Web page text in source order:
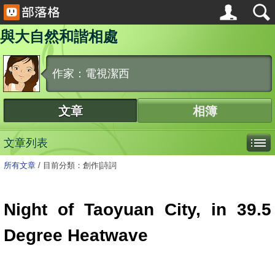
與大自然和諧相處
作家：電視潔西
文章 相簿
文章列表
所有文章 / 目前分類：創作|詩詞
Night of Taoyuan City, in 39.5
Degree Heatwave